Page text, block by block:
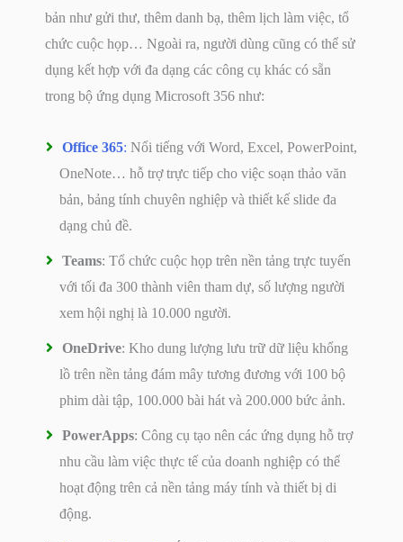
bản như gửi thư, thêm danh bạ, thêm lịch làm việc, tổ
chức cuộc họp… Ngoài ra, người dùng cũng có thể sử
dụng kết hợp với đa dạng các công cụ khác có sẵn
trong bộ ứng dụng Microsoft 356 như:
Office 365: Nổi tiếng với Word, Excel, PowerPoint,
OneNote… hỗ trợ trực tiếp cho việc soạn thảo văn
bản, bảng tính chuyên nghiệp và thiết kế slide đa
dạng chủ đề.
Teams: Tổ chức cuộc họp trên nền tảng trực tuyến
với tối đa 300 thành viên tham dự, số lượng người
xem hội nghị là 10.000 người.
OneDrive: Kho dung lượng lưu trữ dữ liệu khổng
lồ trên nền tảng đám mây tương đương với 100 bộ
phim dài tập, 100.000 bài hát và 200.000 bức ảnh.
PowerApps: Công cụ tạo nên các ứng dụng hỗ trợ
nhu cầu làm việc thực tế của doanh nghiệp có thể
hoạt động trên cả nền tảng máy tính và thiết bị di
động.